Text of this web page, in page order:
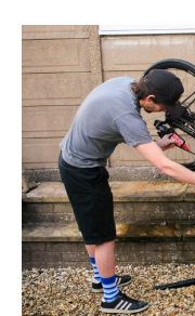
Actualités
Technologies
Tests de produits
Conseils
Tendances
Tous nos articles
À propos